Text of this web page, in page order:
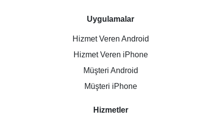
Uygulamalar
Hizmet Veren Android
Hizmet Veren iPhone
Müşteri Android
Müşteri iPhone
Hizmetler